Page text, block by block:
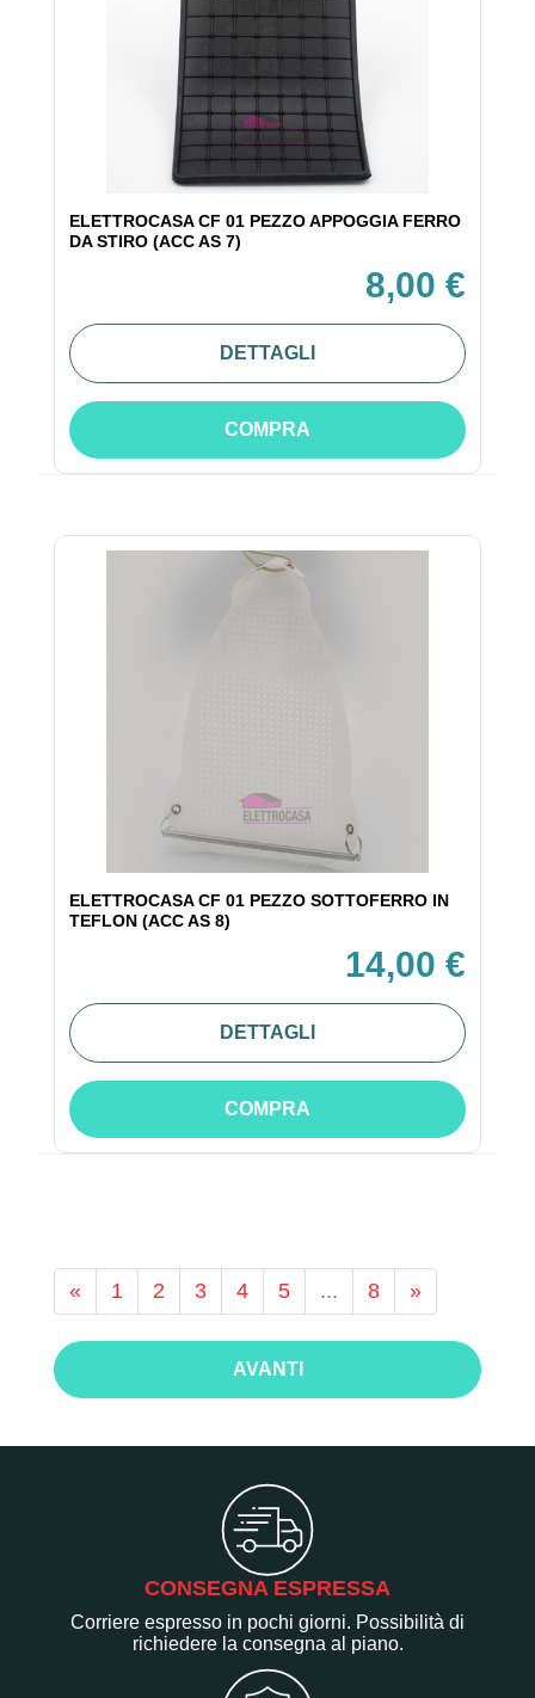
ELETTROCASA CF 01 PEZZO APPOGGIA FERRO
DA STIRO (ACC AS 7)
8,00 €
DETTAGLI
COMPRA
ELETTROCASA CF 01 PEZZO SOTTOFERRO IN
TEFLON (ACC AS 8)
14,00 €
DETTAGLI
COMPRA
« 1 2 3 4 5 ... 8 »
AVANTI
CONSEGNA ESPRESSA
Corriere espresso in pochi giorni. Possibilità di
richiedere la consegna al piano.